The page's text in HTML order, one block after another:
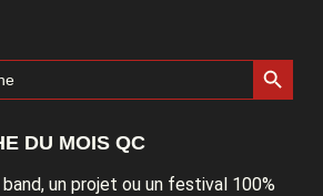
Search Button
DU MOIS QC
un projet ou un festival 100%